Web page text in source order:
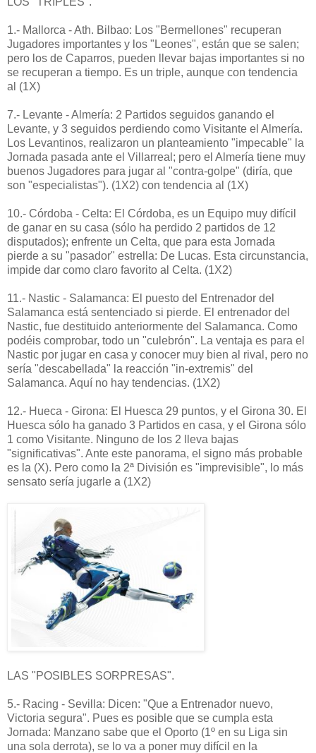
1.- Mallorca - Ath. Bilbao: Los "Bermellones" recuperan
Jugadores importantes y los "Leones", están que se salen;
pero los de Caparros, pueden llevar bajas importantes si no
se recuperan a tiempo. Es un triple, aunque con tendencia
al (1X)
7.- Levante - Almería: 2 Partidos seguidos ganando el
Levante, y 3 seguidos perdiendo como Visitante el Almería.
Los Levantinos, realizaron un planteamiento "impecable" la
Jornada pasada ante el Villarreal; pero el Almería tiene muy
buenos Jugadores para jugar al "contra-golpe" (diría, que
son "especialistas"). (1X2) con tendencia al (1X)
10.- Córdoba - Celta: El Córdoba, es un Equipo muy difícil
de ganar en su casa (sólo ha perdido 2 partidos de 12
disputados); enfrente un Celta, que para esta Jornada
pierde a su "pasador" estrella: De Lucas. Esta circunstancia,
impide dar como claro favorito al Celta. (1X2)
11.- Nastic - Salamanca: El puesto del Entrenador del
Salamanca está sentenciado si pierde. El entrenador del
Nastic, fue destituido anteriormente del Salamanca. Como
podéis comprobar, todo un "culebrón". La ventaja es para el
Nastic por jugar en casa y conocer muy bien al rival, pero no
sería "descabellada" la reacción "in-extremis" del
Salamanca. Aquí no hay tendencias. (1X2)
12.- Hueca - Girona: El Huesca 29 puntos, y el Girona 30. El
Huesca sólo ha ganado 3 Partidos en casa, y el Girona sólo
1 como Visitante. Ninguno de los 2 lleva bajas
"significativas". Ante este panorama, el signo más probable
es la (X). Pero como la 2ª División es "imprevisible", lo más
sensato sería jugarle a (1X2)
LAS "POSIBLES SORPRESAS".
5.- Racing - Sevilla: Dicen: "Que a Entrenador nuevo,
Victoria segura". Pues es posible que se cumpla esta
Jornada: Manzano sabe que el Oporto (1º en su Liga sin
una sola derrota), se lo va a poner muy difícil en la